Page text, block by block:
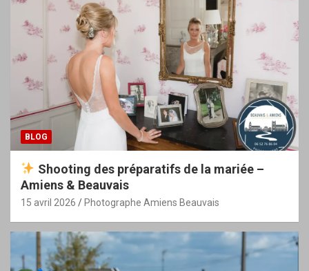
BLOG
Shooting des préparatifs de la mariée –
Amiens & Beauvais
15 avril 2026 Photographe Amiens Beauvais